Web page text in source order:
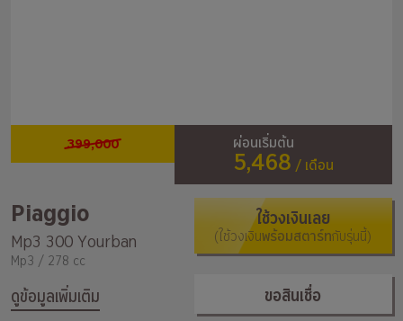
399,000 ผ่อนเริ่มต้น
5,468 / เดือน
Piaggio
Mp3 300 Yourban
Mp3 / 278 cc
ดูข้อมูลเพิ่มเติม
ใช้วงเงินเลย
(ใช้วงเงินพร้อมสตาร์ทกับรุ่นนี้)
ขอสินเชื่อ